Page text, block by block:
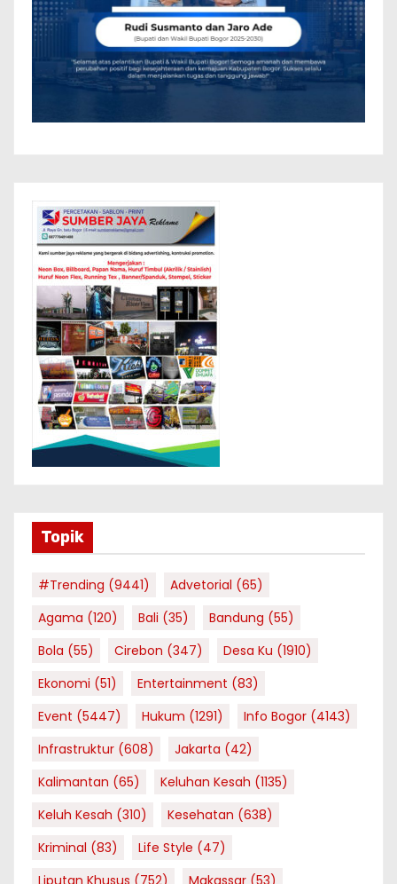
Topik
#Trending (9441) Advetorial (65)
Agama (120) Bali (35) Bandung (55)
Bola (55) Cirebon (347) Desa Ku (1910)
Ekonomi (51) Entertainment (83)
Event (5447) Hukum (1291) Info Bogor (4143)
Infrastruktur (608) Jakarta (42)
Kalimantan (65) Keluhan Kesah (1135)
Keluh Kesah (310) Kesehatan (638)
Kriminal (83) Life Style (47)
Liputan Khusus (752) Makassar (53)